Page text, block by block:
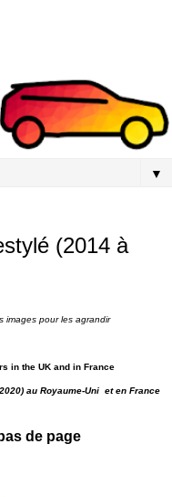
▼
(2014 à
images pour les agrandir
in the UK and in France
au Royaume-Uni et en France
de page